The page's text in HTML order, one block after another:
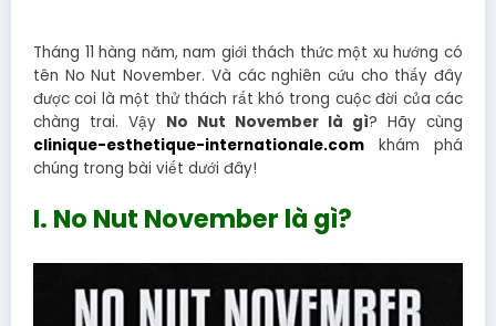
Tháng 11 hàng năm, nam giới thách thức một xu hướng có
tên No Nut November. Và các nghiên cứu cho thấy đây
được coi là một thử thách rất khó trong cuộc đời của các
chàng trai. Vậy No Nut November là gì? Hãy cùng
clinique-esthetique-internationale.com khám phá
chúng trong bài viết dưới đây!
I. No Nut November là gì?